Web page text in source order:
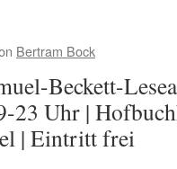
Bertram Bock
Beckett-
23 Uhr |
| Eintritt frei